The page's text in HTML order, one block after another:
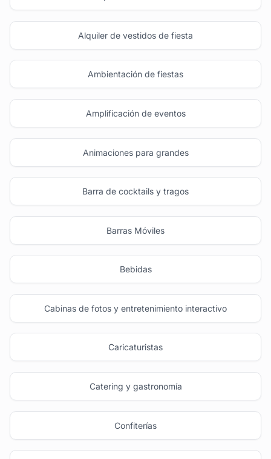
Alquiler de vestidos de fiesta
Ambientación de fiestas
Amplificación de eventos
Animaciones para grandes
Barra de cocktails y tragos
Barras Móviles
Bebidas
Cabinas de fotos y entretenimiento interactivo
Caricaturistas
Catering y gastronomía
Confiterías